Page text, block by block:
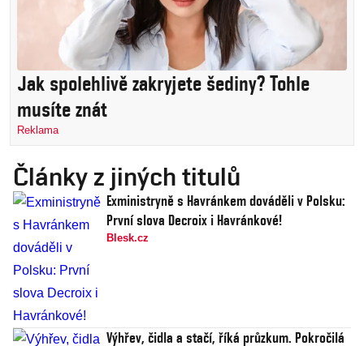
Jak spolehlivě zakryjete šediny? Tohle
musíte znát
Reklama
Články z jiných titulů
Exministryně s Havránkem dováděli v Polsku:
První slova Decroix i Havránkové!
Blesk.cz
Výhřev, čidla a stačí, říká průzkum. Pokročilá